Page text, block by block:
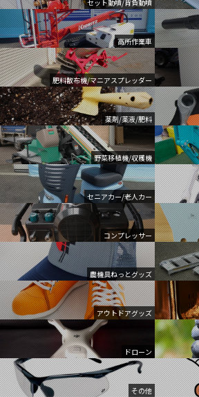
セット動噴/背負動噴
高所作業車
肥料散布機/マニアスプレッダー
薬剤/薬液/肥料
野菜移植機/収穫機
セニアカー/老人カー
コンプレッサー
農機具ねっとグッズ
アウトドアグッズ
ドローン
その他